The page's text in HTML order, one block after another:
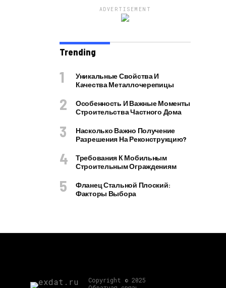
ADVERTISEMENT
Trending
Уникальные Свойства И
Качества Металлочерепицы
Особенность И Важные Моменты
Строительства Частного Дома
Насколько Важно Получение
Разрешения На Реконструкцию?
Требования К Мобильным
Строительным Ограждениям
Фланец Стальной Плоский:
Факторы Выбора
Copyright © 2025